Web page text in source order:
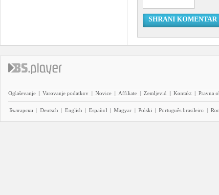
SHRANI KOMENTAR
Oglaševanje | Varovanje podatkov | Novice | Affiliate | Zemljevid | Kontakt | Pravna
Български | Deutsch | English | Español | Magyar | Polski | Português brasileiro |